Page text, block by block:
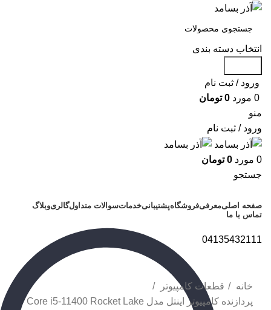
انتخاب دسته بندی
ورود / ثبت نام
0 مورد 0 تومان
منو
ورود / ثبت نام
0 مورد 0 تومان
جستجو
صفحه اصلیمعرفیفروشگاهپشتیبانیخدماتسوالات متداولگالریوبلاگ
تماس با ما
04135432111
برای بزرگنمایی کلیک کنید
خانه
قطعات کامپیوتر
پردازنده کامپیوتر اینتل مدل Core i5-11400 Rocket Lake